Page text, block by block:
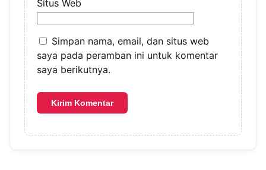
Situs Web
Simpan nama, email, dan situs web
saya pada peramban ini untuk komentar
saya berikutnya.